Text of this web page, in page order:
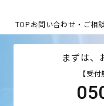
TOPお問い合わせ・ご相
まずは、
【受